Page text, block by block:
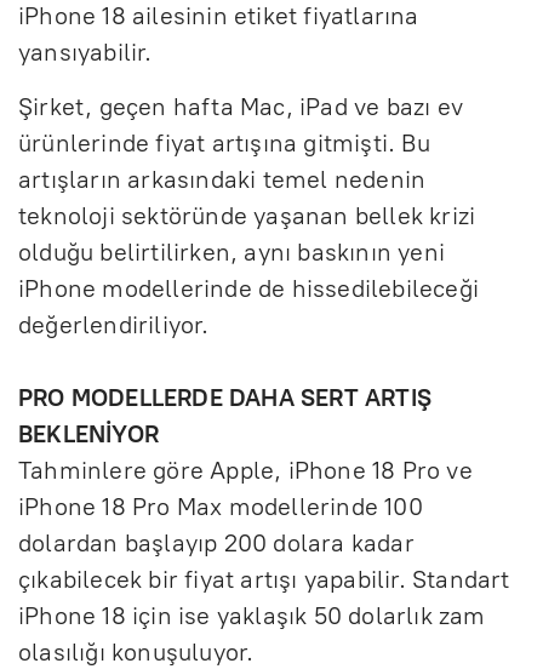
iPhone 18 ailesinin etiket fiyatlarına
yansıyabilir.
Şirket, geçen hafta Mac, iPad ve bazı ev
ürünlerinde fiyat artışına gitmişti. Bu
artışların arkasındaki temel nedenin
teknoloji sektöründe yaşanan bellek krizi
olduğu belirtilirken, aynı baskının yeni
iPhone modellerinde de hissedilebileceği
değerlendiriliyor.
PRO MODELLERDE DAHA SERT ARTIŞ
BEKLENİYOR
Tahminlere göre Apple, iPhone 18 Pro ve
iPhone 18 Pro Max modellerinde 100
dolardan başlayıp 200 dolara kadar
çıkabilecek bir fiyat artışı yapabilir. Standart
iPhone 18 için ise yaklaşık 50 dolarlık zam
olasılığı konuşuluyor.